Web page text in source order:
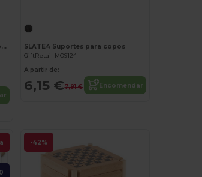
BAYIN SET Conjunto de 6 bases para copos
SLATE4 Suportes para copos
GiftRetail MO9124
A partir de:
6,15 €7,91 € Encomendar
-42%